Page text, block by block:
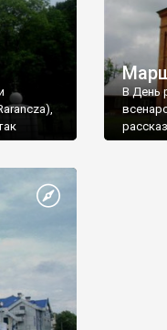
в
В День